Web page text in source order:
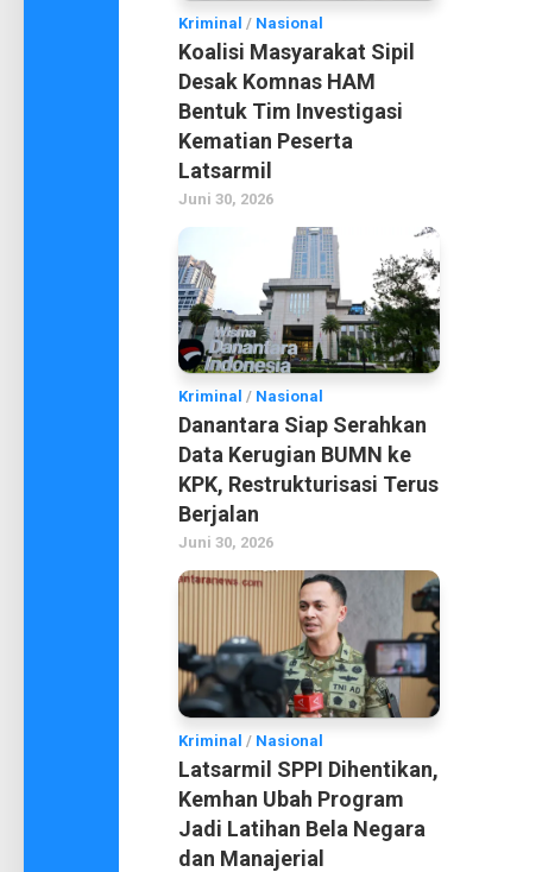
Kriminal / Nasional
Koalisi Masyarakat Sipil
Desak Komnas HAM
Bentuk Tim Investigasi
Kematian Peserta
Latsarmil
Juni 30, 2026
Kriminal / Nasional
Danantara Siap Serahkan
Data Kerugian BUMN ke
KPK, Restrukturisasi Terus
Berjalan
Juni 30, 2026
Kriminal / Nasional
Latsarmil SPPI Dihentikan,
Kemhan Ubah Program
Jadi Latihan Bela Negara
dan Manajerial